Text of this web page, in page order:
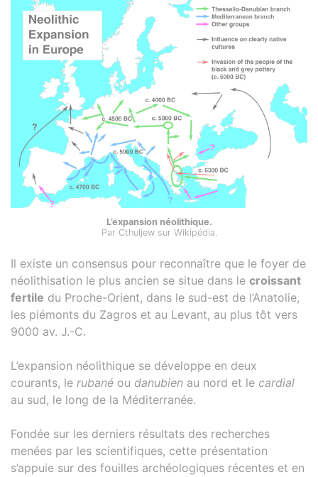
L’expansion néolithique.
Par Cthuljew sur Wikipédia.
Il existe un consensus pour reconnaître que le foyer de
néolithisation le plus ancien se situe dans le croissant
fertile du Proche-Orient, dans le sud-est de l’Anatolie,
les piémonts du Zagros et au Levant, au plus tôt vers
9000 av. J.-C.
L’expansion néolithique se développe en deux
courants, le rubané ou danubien au nord et le cardial
au sud, le long de la Méditerranée.
Fondée sur les derniers résultats des recherches
menées par les scientifiques, cette présentation
s’appuie sur des fouilles archéologiques récentes et en